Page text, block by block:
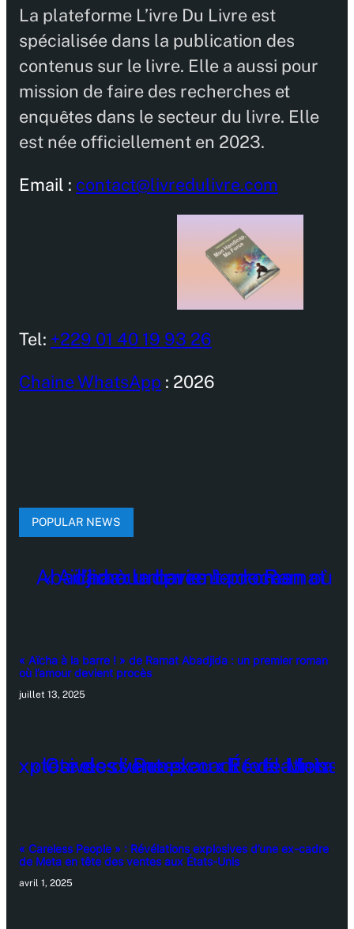
La plateforme L’ivre Du Livre est
spécialisée dans la publication des
contenus sur le livre. Elle a aussi pour
mission de faire des recherches et
enquêtes dans le secteur du livre. Elle
est née officiellement en 2023.
Email : contact@livredulivre.com
Tel: +229 01 40 19 93 26
Chaine WhatsApp : 2026
POPULAR NEWS
« Aïcha à la barre ! » de Ramat Abadjida : un premier roman
où l’amour devient procès
juillet 13, 2025
« Careless People » : Révélations explosives d’une ex-cadre
de Meta en tête des ventes aux États-Unis
avril 1, 2025